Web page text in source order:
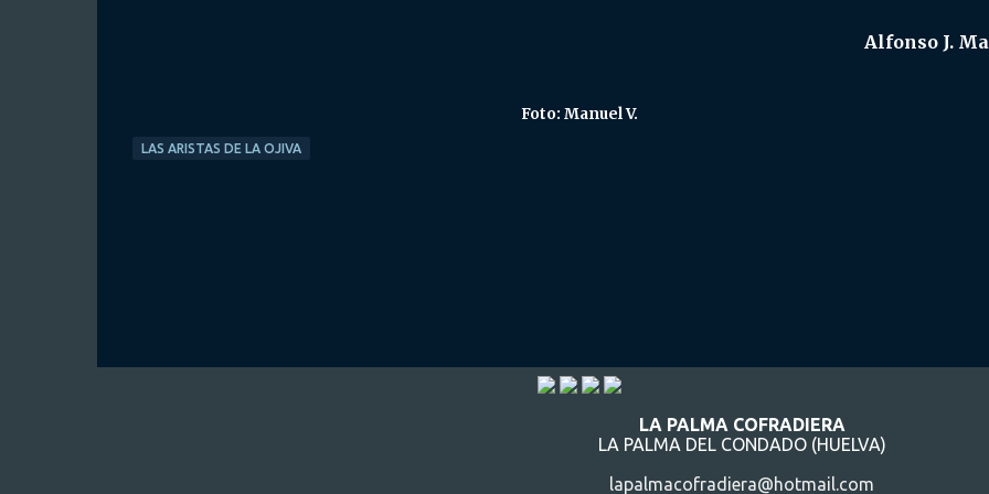
Alfonso J.
Foto: Manuel V.
LAS ARISTAS DE LA OJIVA
LA PALMA COFRADIERA
LA PALMA DEL CONDADO (HUELVA)
lapalmacofradiera@hotmail.com